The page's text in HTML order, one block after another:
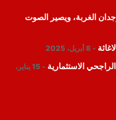
الغربة، ويصير الصوت
8 أبريل، 2025
الاستثمارية
15 يناير،